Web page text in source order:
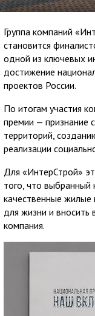
Группа компаний
становится
одной из ключевых
достижение
проектов России.
По итогам участия
премии — признание
территорий,
реализации
Для «ИнтерСтрой»
того, что выбранный
качественные
для жизни и вносить
компания.